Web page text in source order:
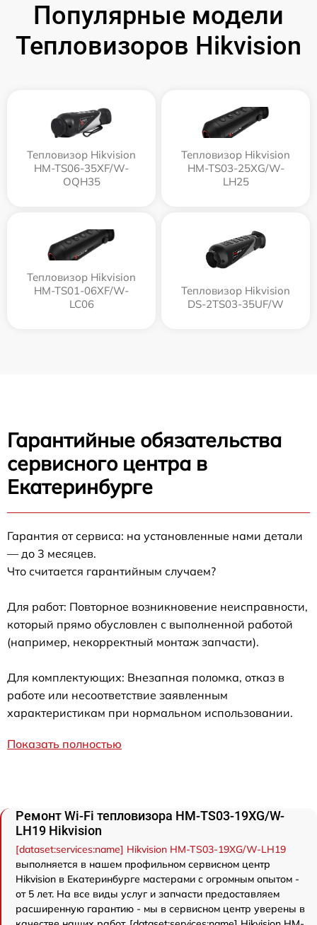
Популярные модели
Тепловизоров Hikvision
Тепловизор Hikvision
HM-TS06-35XF/W-
OQH35
Тепловизор Hikvision
HM-TS03-25XG/W-
LH25
Тепловизор Hikvision
HM-TS01-06XF/W-
LC06
Тепловизор Hikvision
DS-2TS03-35UF/W
Гарантийные обязательства
сервисного центра в
Екатеринбурге
Гарантия от сервиса: на установленные нами детали
— до 3 месяцев.
Что считается гарантийным случаем?
Для работ: Повторное возникновение неисправности,
который прямо обусловлен с выполненной работой
(например, некорректный монтаж запчасти).
Для комплектующих: Внезапная поломка, отказ в
работе или несоответствие заявленным
характеристикам при нормальном использовании.
Показать полностью
Ремонт Wi-Fi тепловизора HM-TS03-19XG/W-
LH19 Hikvision
[dataset:services:name] Hikvision HM-TS03-19XG/W-LH19
выполняется в нашем профильном сервисном центр
Hikvision в Екатеринбурге мастерами с огромным опытом -
от 5 лет. На все виды услуг и запчасти предоставляем
расширенную гарантию - мы в сервисном центр уверены в